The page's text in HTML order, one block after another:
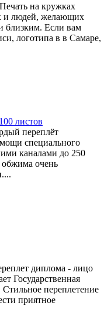
на кружках
и людей, желающих
близким. Если вам
логотипа в в Самаре,
листов
переплёт
специального
каналами до 250
обжима очень
диплома - лицо
Государственная
Стильное переплетение
приятное